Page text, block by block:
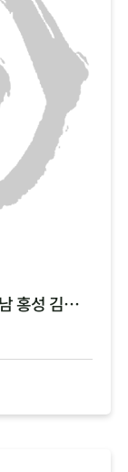
[두레생협 농산팀 특파원 보고 4탄 : 충남 홍성 김장 채소 필지 점검 현황 공유]